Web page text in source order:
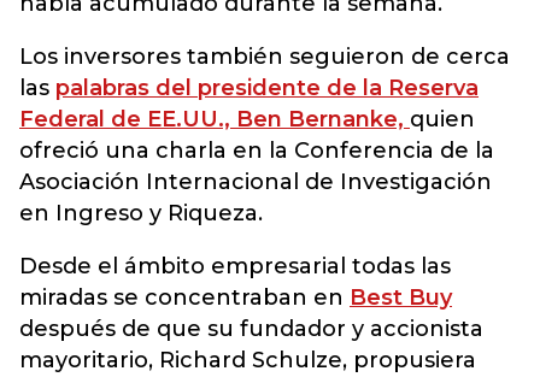
Los inversores también seguieron de cerca
las palabras del presidente de la Reserva
Federal de EE.UU., Ben Bernanke, quien
ofreció una charla en la Conferencia de la
Asociación Internacional de Investigación
en Ingreso y Riqueza.
Desde el ámbito empresarial todas las
miradas se concentraban en Best Buy
después de que su fundador y accionista
mayoritario, Richard Schulze, propusiera